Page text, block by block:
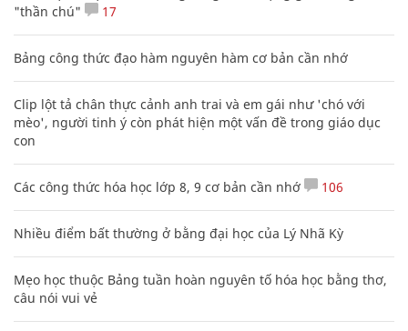
"thần chú"
17
Bảng công thức đạo hàm nguyên hàm cơ bản cần nhớ
Clip lột tả chân thực cảnh anh trai và em gái như 'chó với
mèo', người tinh ý còn phát hiện một vấn đề trong giáo dục
con
Các công thức hóa học lớp 8, 9 cơ bản cần nhớ 106
Nhiều điểm bất thường ở bằng đại học của Lý Nhã Kỳ
Mẹo học thuộc Bảng tuần hoàn nguyên tố hóa học bằng thơ,
câu nói vui vẻ